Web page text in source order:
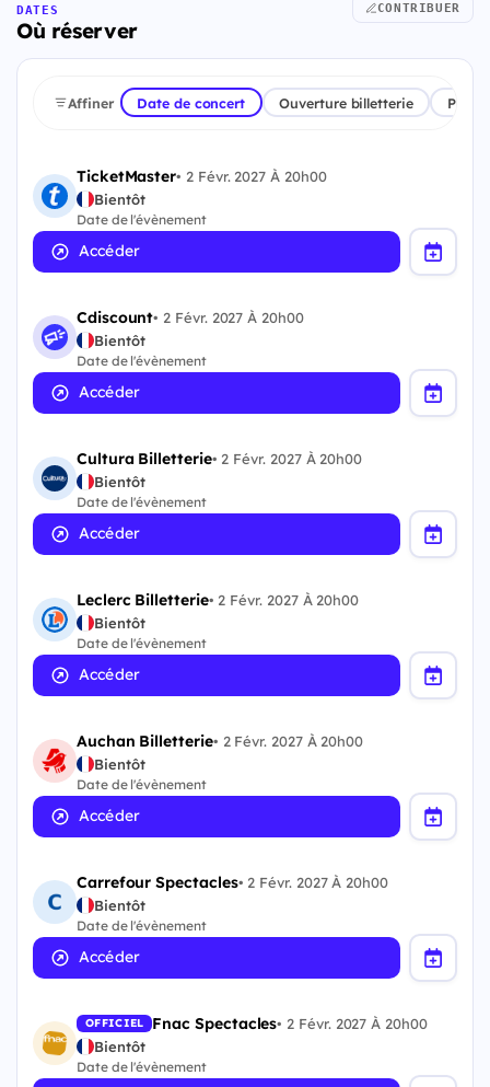
DATES
Où réserver
CONTRIBUER
Affiner Date de concert Ouverture billetterie
TicketMaster• 2 Févr. 2027 À 20h00
Bientôt
Date de l'évènement
Accéder
Cdiscount• 2 Févr. 2027 À 20h00
Bientôt
Date de l'évènement
Accéder
Cultura Billetterie• 2 Févr. 2027 À 20h00
Bientôt
Date de l'évènement
Accéder
Leclerc Billetterie• 2 Févr. 2027 À 20h00
Bientôt
Date de l'évènement
Accéder
Auchan Billetterie• 2 Févr. 2027 À 20h00
Bientôt
Date de l'évènement
Accéder
Carrefour Spectacles• 2 Févr. 2027 À 20h00
Bientôt
Date de l'évènement
Accéder
OFFICIEL Fnac Spectacles• 2 Févr. 2027 À 20h00
Bientôt
Date de l'évènement